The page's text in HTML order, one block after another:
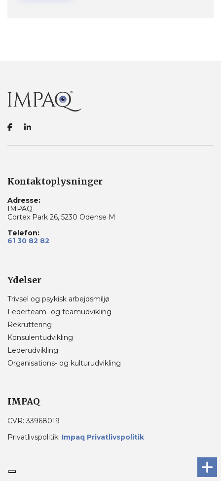
Kontaktoplysninger
Adresse:
IMPAQ
Cortex Park 26, 5230 Odense M
Telefon:
61 30 82 82
Ydelser
Trivsel og psykisk arbejdsmiljø
Lederteam- og teamudvikling
Rekruttering
Konsulentudvikling
Lederudvikling
Organisations- og kulturudvikling
IMPAQ
CVR: 33968019
Privatlivspolitik: Impaq Privatlivspolitik
Cookiepolitik